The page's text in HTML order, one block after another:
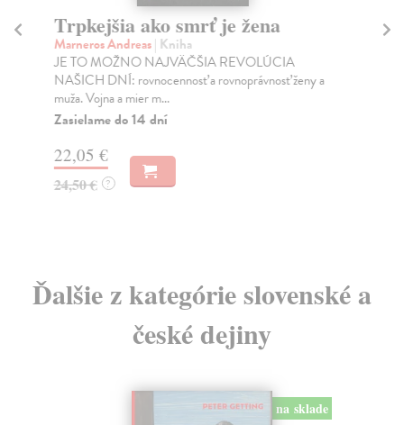
Trpkejšia ako smrť je žena
Marneros Andreas| Kniha
JE TO MOŽNO NAJVÄČŠIA REVOLÚCIA
NAŠICH DNÍ: rovnocennosť a rovnoprávnosť ženy a
muža. Vojna a mier m...
Zasielame do 14 dní
22,05 €
24,50 € ?
Ďalšie z kategórie slovenské a
české dejiny
na sklade